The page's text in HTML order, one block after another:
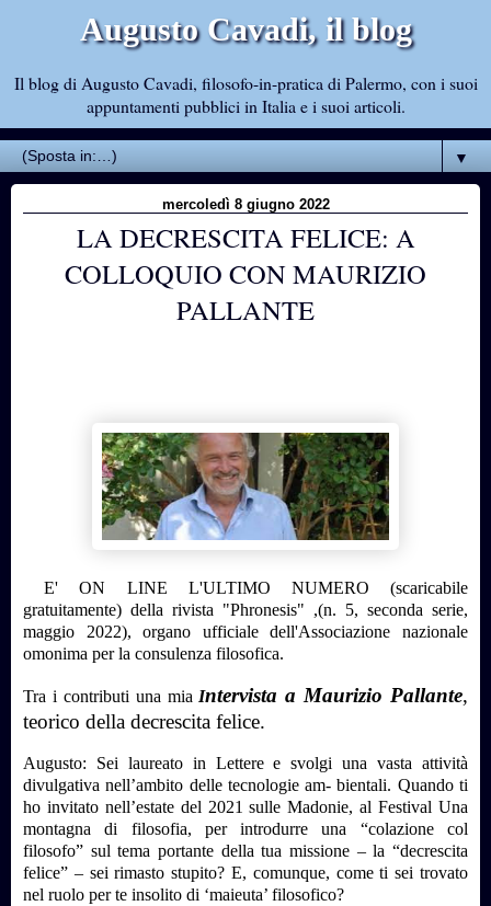
Augusto Cavadi, il blog
Il blog di Augusto Cavadi, filosofo-in-pratica di Palermo, con i suoi
appuntamenti pubblici in Italia e i suoi articoli.
▼
mercoledì 8 giugno 2022
LA DECRESCITA FELICE: A
COLLOQUIO CON MAURIZIO
PALLANTE
E' ON LINE L'ULTIMO NUMERO (scaricabile
gratuitamente) della rivista "Phronesis" ,(n. 5, seconda serie,
maggio 2022), organo ufficiale dell'Associazione nazionale
omonima per la consulenza filosofica.
Tra i contributi una mia Intervista a Maurizio Pallante,
teorico della decrescita felice.
Augusto: Sei laureato in Lettere e svolgi una vasta attività
divulgativa nell’ambito delle tecnologie am- bientali. Quando ti
ho invitato nell’estate del 2021 sulle Madonie, al Festival Una
montagna di filosofia, per introdurre una “colazione col
filosofo” sul tema portante della tua missione – la “decrescita
felice” – sei rimasto stupito? E, comunque, come ti sei trovato
nel ruolo per te insolito di ‘maieuta’ filosofico?